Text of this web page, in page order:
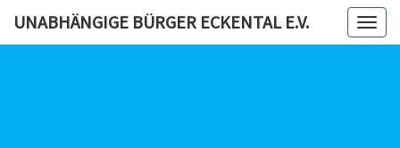
UNABHÄNGIGE BÜRGER ECKENTAL E.V.